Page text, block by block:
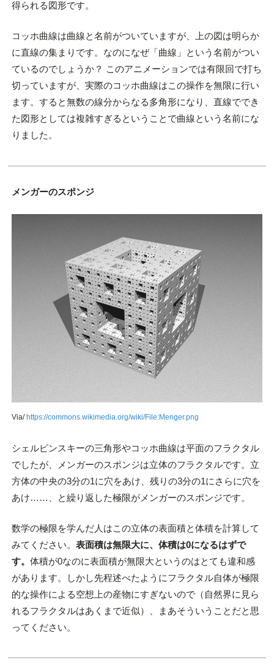
得られる図形です。
コッホ曲線は曲線と名前がついていますが、上の図は明らか
に直線の集まりです。なのになぜ「曲線」という名前がつい
ているのでしょうか？ このアニメーションでは有限回で打ち
切っていますが、実際のコッホ曲線はこの操作を無限に行い
ます。すると無数の線分からなる多角形になり、直線ででき
た図形としては複雑すぎるということで曲線という名前にな
りました。
メンガーのスポンジ
Via/ https://commons.wikimedia.org/wiki/File:Menger.png
シェルピンスキーの三角形やコッホ曲線は平面のフラクタル
でしたが、メンガーのスポンジは立体のフラクタルです。立
方体の中央の3分の1に穴をあけ、残りの3分の1にさらに穴を
あけ……、と繰り返した極限がメンガーのスポンジです。
数学の極限を学んだ人はこの立体の表面積と体積を計算して
みてください。 表面積は無限大に、体積は0になるはずで
す。 体積が0なのに表面積が無限大というのはとても違和感
があります。しかし先程述べたようにフラクタル自体が極限
的な操作による空想上の産物にすぎないので（自然界に見ら
れるフラクタルはあくまで近似）、まあそういうことだと思
ってください。